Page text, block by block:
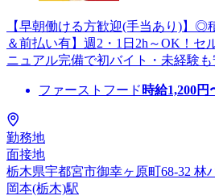
【早朝働ける方歓迎(手当あり)】
＆前払い有】週2・1日2h～OK！
ニュアル完備で初バイト・未経験
ファーストフード 時給1,200円
勤務地
面接地
栃木県宇都宮市御幸ヶ原町68-32 林
岡本(栃木)駅